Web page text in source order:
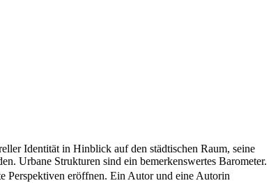
Identität in Hinblick auf den städtischen Raum, seine
Urbane Strukturen sind ein bemerkenswertes Barometer.
Perspektiven eröffnen. Ein Autor und eine Autorin